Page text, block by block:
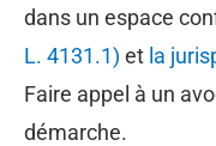
dans un espace
L. 4131.1) et la
Faire appel à un
démarche.